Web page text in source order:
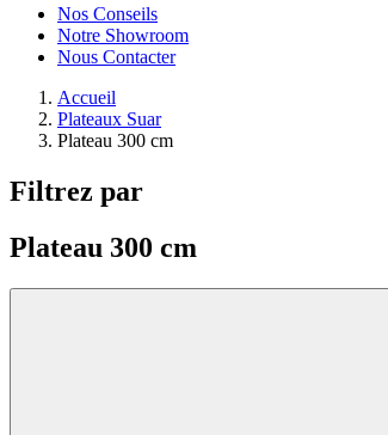
Nos Conseils
Notre Showroom
Nous Contacter
Accueil
Plateaux Suar
Plateau 300 cm
Filtrez par
Plateau 300 cm